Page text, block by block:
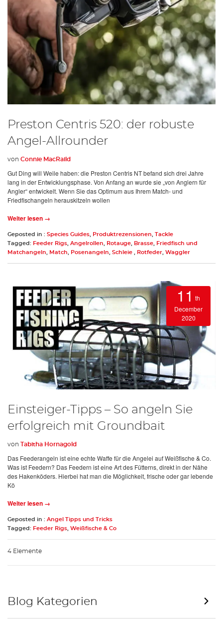
Preston Centris 520: der robuste
Angel-Allrounder
von Connie MacRaild
Gut Ding will Weile haben: die Preston Centris NT befand sich drei Jahre
lang in der Entwicklungsphase. Von Anfang an wurde sie „von Anglern für
Angler“ entwickelt. Wenn Sie das Optimum aus Ihrem Match- und
Friedfischangeln herauskitzeln wollen
Weiter lesen →
Geposted in : Species Guides Produktrezensionen
Tackle
Tagged: Feeder Rigs Angelrollen Rotauge Brasse
Friedfisch und
Matchangeln
Match Posenangeln Schleie Rotfeder Waggler
11 th
December
2020
Einsteiger-Tipps – So angeln Sie
erfolgreich mit Groundbait
von Tabitha Hornagold
Das Feederangeln ist eine echte Waffe für die Angelei auf Weißfische & Co.
Was ist Feedern? Das Feedern ist eine Art des Fütterns, direkt in der Nähe
des Hakenköders. Hierbei hat man die Möglichkeit, frische oder gar lebende
Kö
Weiter lesen →
Geposted in : Angel Tipps und Tricks
Tagged: Feeder Rigs Weißfische & Co
4 Elemente
Blog Kategorien